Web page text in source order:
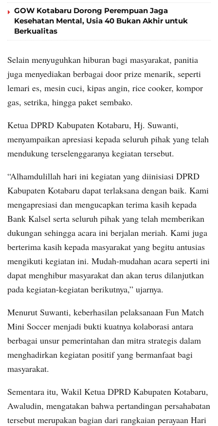
GOW Kotabaru Dorong Perempuan Jaga
Kesehatan Mental, Usia 40 Bukan Akhir untuk
Berkualitas
Selain menyuguhkan hiburan bagi masyarakat, panitia
juga menyediakan berbagai door prize menarik, seperti
lemari es, mesin cuci, kipas angin, rice cooker, kompor
gas, setrika, hingga paket sembako.
Ketua DPRD Kabupaten Kotabaru, Hj. Suwanti,
menyampaikan apresiasi kepada seluruh pihak yang telah
mendukung terselenggaranya kegiatan tersebut.
“Alhamdulillah hari ini kegiatan yang diinisiasi DPRD
Kabupaten Kotabaru dapat terlaksana dengan baik. Kami
mengapresiasi dan mengucapkan terima kasih kepada
Bank Kalsel serta seluruh pihak yang telah memberikan
dukungan sehingga acara ini berjalan meriah. Kami juga
berterima kasih kepada masyarakat yang begitu antusias
mengikuti kegiatan ini. Mudah-mudahan acara seperti ini
dapat menghibur masyarakat dan akan terus dilanjutkan
pada kegiatan-kegiatan berikutnya,” ujarnya.
Menurut Suwanti, keberhasilan pelaksanaan Fun Match
Mini Soccer menjadi bukti kuatnya kolaborasi antara
berbagai unsur pemerintahan dan mitra strategis dalam
menghadirkan kegiatan positif yang bermanfaat bagi
masyarakat.
Sementara itu, Wakil Ketua DPRD Kabupaten Kotabaru,
Awaludin, mengatakan bahwa pertandingan persahabatan
tersebut merupakan bagian dari rangkaian perayaan Hari